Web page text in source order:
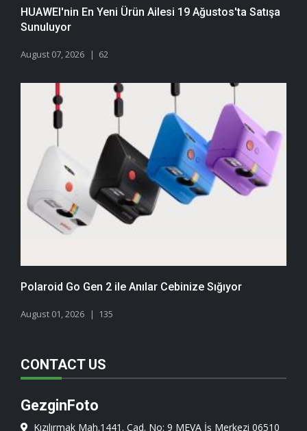
HUAWEI'nin En Yeni Ürün Ailesi 19 Ağustos'ta Satışa
Sunuluyor
August 07, 2026 62
Polaroid Go Gen 2 ile Anılar Cebinize Sığıyor
August 01, 2026 135
CONTACT US
GezginFoto
Kızılırmak Mah.1441. Cad. No: 9 MEVA İş Merkezi 06510